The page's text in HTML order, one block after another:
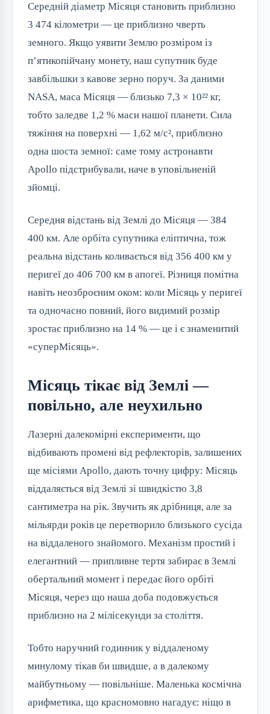
Середній діаметр Місяця становить приблизно
3 474 кілометри — це приблизно чверть
земного. Якщо уявити Землю розміром із
п’ятикопійчану монету, наш супутник буде
завбільшки з кавове зерно поруч. За даними
NASA, маса Місяця — близько 7,3 × 10²² кг,
тобто заледве 1,2 % маси нашої планети. Сила
тяжіння на поверхні — 1,62 м/с², приблизно
одна шоста земної: саме тому астронавти
Apollo підстрибували, наче в уповільненій
зйомці.
Середня відстань від Землі до Місяця — 384
400 км. Але орбіта супутника еліптична, тож
реальна відстань коливається від 356 400 км у
перигеї до 406 700 км в апогеї. Різниця помітна
навіть неозброєним оком: коли Місяць у перигеї
та одночасно повний, його видимий розмір
зростає приблизно на 14 % — це і є знаменитий
«суперМісяць».
Місяць тікає від Землі —
повільно, але неухильно
Лазерні далекомірні експерименти, що
відбивають промені від рефлекторів, залишених
ще місіями Apollo, дають точну цифру: Місяць
віддаляється від Землі зі швидкістю 3,8
сантиметра на рік. Звучить як дрібниця, але за
мільярди років це перетворило близького сусіда
на віддаленого знайомого. Механізм простий і
елегантний — припливне тертя забирає в Землі
обертальний момент і передає його орбіті
Місяця, через що наша доба подовжується
приблизно на 2 мілісекунди за століття.
Тобто наручний годинник у віддаленому
минулому тікав би швидше, а в далекому
майбутньому — повільніше. Маленька космічна
арифметика, що красномовно нагадує: ніщо в